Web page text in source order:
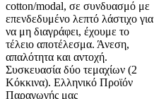
cotton/modal, σε συνδυασμό με
επενδεδυμένο λεπτό λάστιχο για
να μη διαγράφει, έχουμε το
τέλειο αποτέλεσμα. Άνεση,
απαλότητα και αντοχή.
Συσκευασία δύο τεμαχίων (2
Κόκκινα). Ελληνικό Προϊόν
Παραγωγής μας